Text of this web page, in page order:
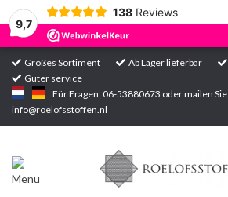
9,7
138 Reviews
Großes Sortiment Ab Lager lieferbar
Guter service
Für Fragen: 06-53880673 oder mailen Sie
info@roelofsstoffen.nl
Startseite
Sortiment